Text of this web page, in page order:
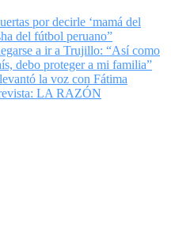
por decirle ‘mamá del
del fútbol peruano”
a ir a Trujillo: “Así como
debo proteger a mi familia”
la voz con Fátima
LA RAZÓN